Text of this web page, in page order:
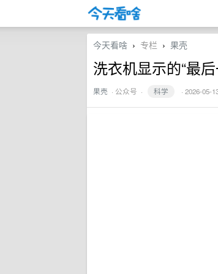
今天看啥 › 专栏 › 果壳
洗衣机显示的“最
果壳 · 公众号 · 科学 · 2026-05-